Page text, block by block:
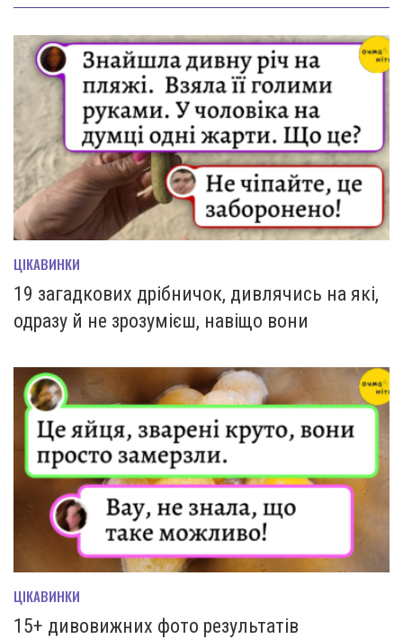
ЦІКАВИНКИ
19 загадкових дрібничок, дивлячись на які,
одразу й не зрозумієш, навіщо вони
ЦІКАВИНКИ
15+ дивовижних фото результатів